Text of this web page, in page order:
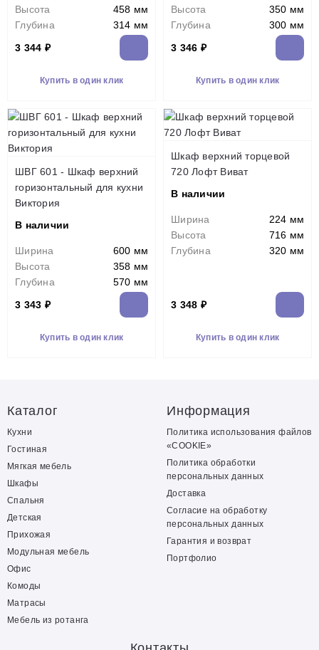
Высота
458 мм
Глубина
314 мм
3 344 ₽
Купить в один клик
Высота
350 мм
Глубина
300 мм
3 346 ₽
Купить в один клик
ШВГ 601 - Шкаф верхний
горизонтальный для кухни
Виктория
В наличии
Ширина
600 мм
Высота
358 мм
Глубина
570 мм
3 343 ₽
Купить в один клик
Шкаф верхний торцевой
720 Лофт Виват
В наличии
Ширина
224 мм
Высота
716 мм
Глубина
320 мм
3 348 ₽
Купить в один клик
Каталог
Кухни
Гостиная
Мягкая мебель
Шкафы
Спальня
Детская
Прихожая
Модульная мебель
Офис
Комоды
Матрасы
Мебель из ротанга
Информация
Политика использования файлов
«COOKIE»
Политика обработки
персональных данных
Доставка
Согласие на обработку
персональных данных
Гарантия и возврат
Портфолио